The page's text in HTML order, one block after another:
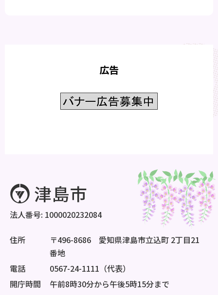
広告
法人番号: 1000020232084
住所
〒496-8686 愛知県津島市立込町 2丁目21
番地
電話
0567-24-1111（代表）
開庁時間
午前8時30分から午後5時15分まで